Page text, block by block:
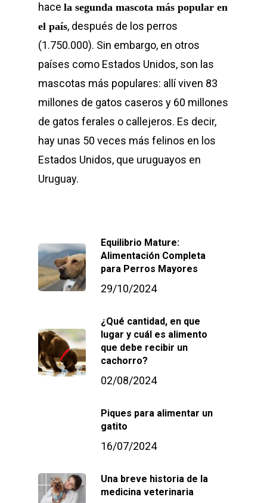
hace la segunda mascota más popular en
el país, después de los perros
(1.750.000). Sin embargo, en otros
países como Estados Unidos, son las
mascotas más populares: allí viven 83
millones de gatos caseros y 60 millones
de gatos ferales o callejeros. Es decir,
hay unas 50 veces más felinos en los
Estados Unidos, que uruguayos en
Uruguay.
Equilibrio Mature:
Alimentación Completa
para Perros Mayores
29/10/2024
¿Qué cantidad, en que
lugar y cuál es alimento
que debe recibir un
cachorro?
02/08/2024
Piques para alimentar un
gatito
16/07/2024
Una breve historia de la
medicina veterinaria